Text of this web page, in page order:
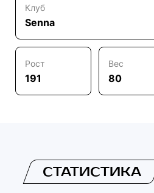
Клуб
Senna
Рост
191
Вес
80
СТАТИСТИКА